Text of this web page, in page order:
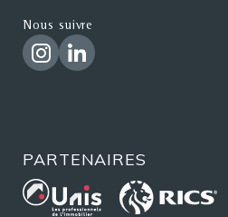
Nous suivre
PARTENAIRES